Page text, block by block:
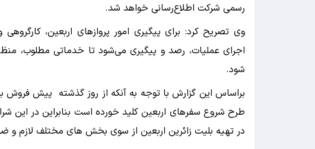
رسمی شرکت اطلاع‌رسانی خواهد شد.
وی تصریح کرد: برای پیگیری امور پروازهای اربعین،
اجرای عملیات، رصد و پیگیری می‌شود تا خدماتی مطلوب،
شود.
براساس این گزارش با توجه به آنکه از روز گذشته پیش فروش
طرح شروع سفرهای اربعین کلید خورده است بنابراین در این
در تهیه بلیت زائرین اربعین از سوی بخش های مختلف لازم و